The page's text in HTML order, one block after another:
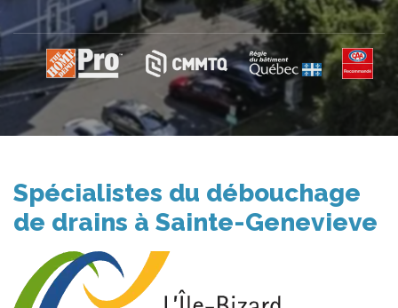
Spécialistes du débouchage
de drains à Sainte-Genevieve